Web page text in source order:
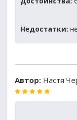
Недостатки:
Автор: Настя